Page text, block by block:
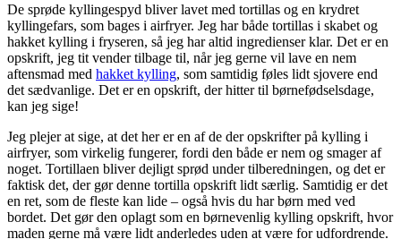
De sprøde kyllingespyd bliver lavet med tortillas og en krydret
kyllingefars, som bages i airfryer. Jeg har både tortillas i skabet og
hakket kylling i fryseren, så jeg har altid ingredienser klar. Det er en
opskrift, jeg tit vender tilbage til, når jeg gerne vil lave en nem
aftensmad med hakket kylling, som samtidig føles lidt sjovere end
det sædvanlige. Det er en opskrift, der hitter til børnefødselsdage,
kan jeg sige!
Jeg plejer at sige, at det her er en af de der opskrifter på kylling i
airfryer, som virkelig fungerer, fordi den både er nem og smager af
noget. Tortillaen bliver dejligt sprød under tilberedningen, og det er
faktisk det, der gør denne tortilla opskrift lidt særlig. Samtidig er det
en ret, som de fleste kan lide – også hvis du har børn med ved
bordet. Det gør den oplagt som en børnevenlig kylling opskrift, hvor
maden gerne må være lidt anderledes uden at være for udfordrende.